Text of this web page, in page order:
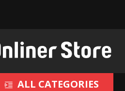
ALL CATEGORIES